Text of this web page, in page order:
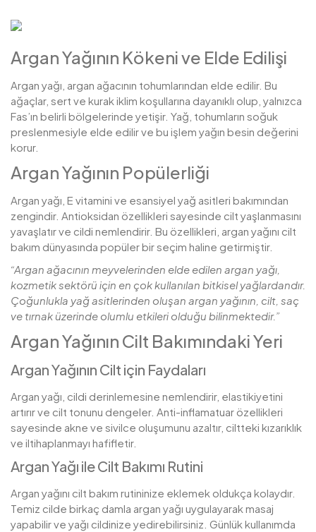
Argan Yağının Kökeni ve Elde Edilişi
Argan yağı, argan ağacının tohumlarından elde edilir. Bu
ağaçlar, sert ve kurak iklim koşullarına dayanıklı olup, yalnızca
Fas’ın belirli bölgelerinde yetişir. Yağ, tohumların soğuk
preslenmesiyle elde edilir ve bu işlem yağın besin değerini
korur.
Argan Yağının Popülerliği
Argan yağı, E vitamini ve esansiyel yağ asitleri bakımından
zengindir. Antioksidan özellikleri sayesinde cilt yaşlanmasını
yavaşlatır ve cildi nemlendirir. Bu özellikleri, argan yağını cilt
bakım dünyasında popüler bir seçim haline getirmiştir.
“Argan ağacının meyvelerinden elde edilen argan yağı,
kozmetik sektörü için en çok kullanılan bitkisel yağlardandır.
Çoğunlukla yağ asitlerinden oluşan argan yağının, cilt, saç
ve tırnak üzerinde olumlu etkileri olduğu bilinmektedir.”
Argan Yağının Cilt Bakımındaki Yeri
Argan Yağının Cilt için Faydaları
Argan yağı, cildi derinlemesine nemlendirir, elastikiyetini
artırır ve cilt tonunu dengeler. Anti-inflamatuar özellikleri
sayesinde akne ve sivilce oluşumunu azaltır, ciltteki kızarıklık
ve iltihaplanmayı hafifletir.
Argan Yağı ile Cilt Bakımı Rutini
Argan yağını cilt bakım rutininize eklemek oldukça kolaydır.
Temiz cilde birkaç damla argan yağı uygulayarak masaj
yapabilir ve yağı cildinize yedirebilirsiniz. Günlük kullanımda